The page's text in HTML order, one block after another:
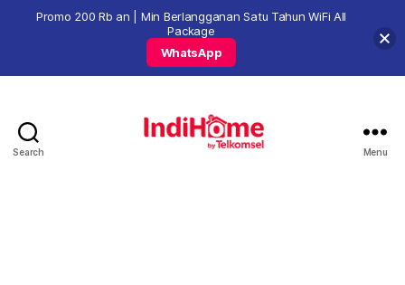
Search Menu
Promo 200 Rb an | Min Berlangganan Satu Tahun WiFi All
Package
WhatsApp